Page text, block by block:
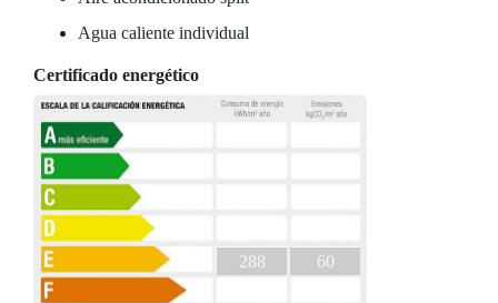
Agua caliente individual
Certificado energético
288 60